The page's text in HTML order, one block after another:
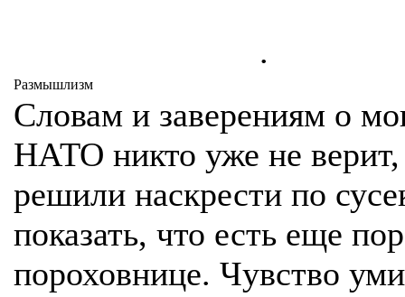
.
Размышлизм
Словам и заверениям о
НАТО никто уже не верит,
решили наскрести по
показать, что есть еще
пороховнице. Чувство